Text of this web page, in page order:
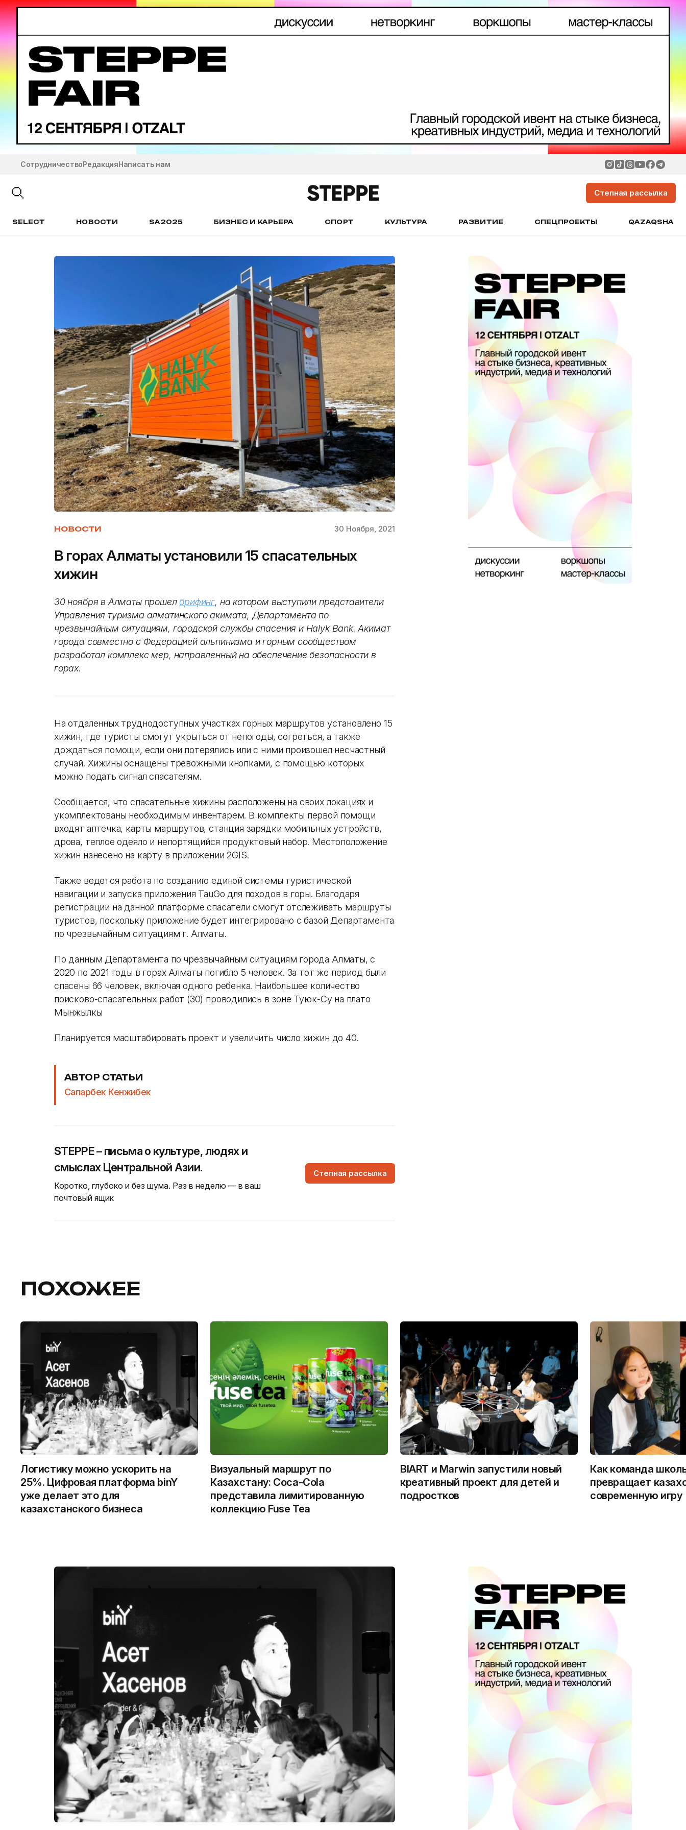
СотрудничествоРедакцияНаписать нам
Степная рассылка
SELECT НОВОСТИ SA2025 БИЗНЕС И КАРЬЕРА СПОРТ КУЛЬТУРА РАЗВИТИЕ СПЕЦПРОЕКТЫ QAZAQSHA
НОВОСТИ 30 Ноября, 2021
В горах Алматы установили 15 спасательных
хижин
30 ноября в Алматы прошелбрифинг, на котором выступили представители
Управления туризма алматинского акимата, Департамента по
чрезвычайным ситуациям, городской службы спасения и Halyk Bank. Акимат
города совместно с Федерацией альпинизма и горным сообществом
разработал комплекс мер, направленный на обеспечение безопасности в
горах.
На отдаленных труднодоступных участках горных маршрутов установлено 15
хижин, где туристы смогут укрыться от непогоды, согреться, а также
дождаться помощи, если они потерялись или с ними произошел несчастный
случай. Хижины оснащены тревожными кнопками, с помощью которых
можно подать сигнал спасателям.
Сообщается, что спасательные хижины расположены на своих локациях и
укомплектованы необходимым инвентарем. В комплекты первой помощи
входят аптечка, карты маршрутов, станция зарядки мобильных устройств,
дрова, теплое одеяло и непортящийся продуктовый набор. Местоположение
хижин нанесено на карту в приложении 2GIS.
Также ведется работа по созданию единой системы туристической
навигации и запуска приложения TauGo для походов в горы. Благодаря
регистрации на данной платформе спасатели смогут отслеживать маршруты
туристов, поскольку приложение будет интегрировано с базой Департамента
по чрезвычайным ситуациям г. Алматы.
По данным Департамента по чрезвычайным ситуациям города Алматы, с
2020 по 2021 годы в горах Алматы погибло 5 человек. За тот же период были
спасены 66 человек, включая одного ребенка. Наибольшее количество
поисково-спасательных работ (30) проводились в зоне Туюк-Су на плато
Мынжылкы
Планируется масштабировать проект и увеличить число хижин до 40.
АВТОР СТАТЬИ
Сапарбек Кенжибек
STEPPE – письма о культуре, людях и
смыслах Центральной Азии.
Коротко, глубоко и без шума. Раз в неделю — в ваш
почтовый ящик
Степная рассылка
ПОХОЖЕЕ
Логистику можно ускорить на
25%. Цифровая платформа binY
уже делает это для
казахстанского бизнеса
Визуальный маршрут по
Казахстану: Coca-Cola
представила лимитированную
коллекцию Fuse Tea
BIART и Marwin запустили новый
креативный проект для детей и
подростков
Как команда
превращает
современную игру